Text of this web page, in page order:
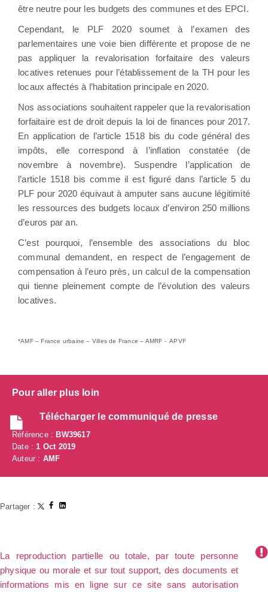
être neutre pour les budgets des communes et des EPCI.
Cependant, le PLF 2020 soumet à l’examen des
parlementaires une voie bien différente et propose de ne
pas appliquer la revalorisation forfaitaire des valeurs
locatives retenues pour l’établissement de la TH pour les
locaux affectés à l’habitation principale en 2020.
Nos associations souhaitent rappeler que la revalorisation
forfaitaire est de droit depuis la loi de finances pour 2017.
En application de l’article 1518 bis du code général des
impôts, elle correspond à l’inflation constatée (de
novembre à novembre). Suspendre l’application de
l’article 1518 bis comme il est figuré dans l’article 5 du
PLF pour 2020 équivaut à amputer sans aucune légitimité
les ressources des budgets locaux d’environ 250 millions
d’euros par an.
C’est pourquoi, l’ensemble des associations du bloc
communal demandent, en respect de l’engagement de
compensation à l’euro près, un calcul de la compensation
qui tienne pleinement compte de l’évolution des valeurs
locatives.
*AMF – France urbaine – Villes de France – AMRF - APVF
Pour aller plus loin
Télécharger le communiqué de presse
Référence :BW39617
Date : 1 Oct 2019
Auteur : AMF
Partager :
La reproduction partielle ou totale, par toute personne
physique ou morale et sur tout support, des documents et
informations mis en ligne sur ce site sans autorisation